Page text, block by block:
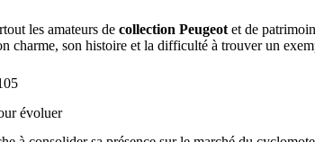
les amateurs de collection Peugeot et de
charme, son histoire et la difficulté à trouver un
évoluer